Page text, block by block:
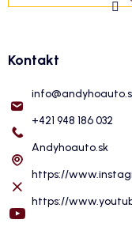
Kontakt
info@
+421 948 186 032
Andyhoauto.sk
https://
https://